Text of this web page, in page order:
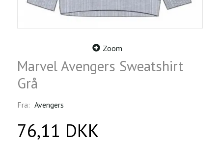
Zoom
Marvel Avengers Sweatshirt
Grå
Fra: Avengers
76,11 DKK